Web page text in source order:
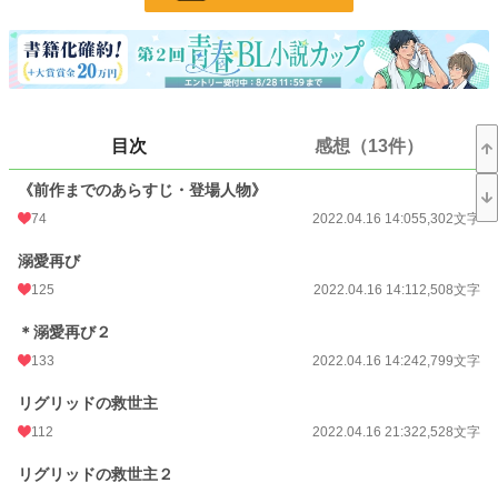
小説 10,032 位 / 228,788 件
お気に入り 1,030
24h.ポイント
更新日時
初回公開日時 2022.04.16 14:05
週間ポイント
月間ポイント 8,912 pt (4,979 位)
年間ポイント
累計ポイント 583,734 pt (9,203 位)
目次 感想（13件）
《前作までのあらすじ・登場人物》
74 2022.04.16 14:055,302文字
溺愛再び
125 2022.04.16 14:112,508文字
＊溺愛再び２
133 2022.04.16 14:242,799文字
リグリッドの救世主
112 2022.04.16 21:322,528文字
リグリッドの救世主２